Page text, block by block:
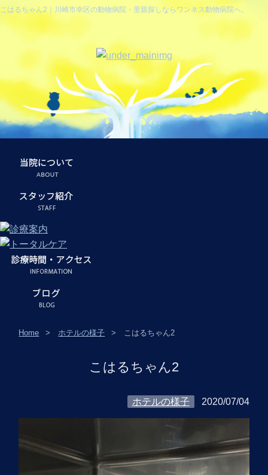
こはるちゃん2｜川崎市幸区の動物病院・里親探しならワンネス動物病院へ。
Home ホテルの様子 こはるちゃん2
こはるちゃん2
ホテルの様子 2020/07/04